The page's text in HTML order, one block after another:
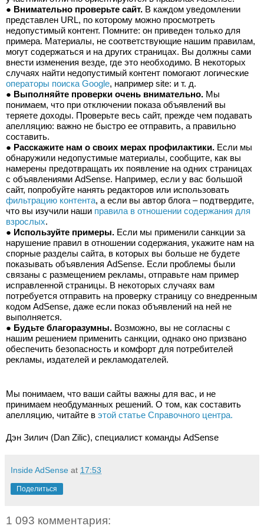
● Внимательно проверьте сайт. В каждом уведомлении
представлен URL, по которому можно просмотреть
недопустимый контент. Помните: он приведен только для
примера. Материалы, не соответствующие нашим правилам,
могут содержаться и на других страницах. Вы должны сами
внести изменения везде, где это необходимо. В некоторых
операторы поиска Google, например site: и т. д.
● Выполняйте проверки очень внимательно. Мы
понимаем, что при отключении показа объявлений вы
теряете доходы. Проверьте весь сайт, прежде чем подавать
апелляцию: важно не быстро ее отправить, а правильно
составить.
● Расскажите нам о своих мерах профилактики. Если мы
обнаружили недопустимые материалы, сообщите, как вы
намерены предотвращать их появление на одних страницах
с объявлениями AdSense. Например, если у вас большой
фильтрацию контента, а если вы автор блога – подтвердите,
что вы изучили наши правила в отношении содержания для
взрослых.
● Используйте примеры. Если мы применили санкции за
нарушение правил в отношении содержания, укажите нам на
спорные разделы сайта, в которых вы больше не будете
показывать объявления AdSense. Если проблемы были
связаны с размещением рекламы, отправьте нам пример
исправленной страницы. В некоторых случаях вам
потребуется отправить на проверку страницу со внедренным
кодом AdSense, даже если показ объявлений на ней не
выполняется.
● Будьте благоразумны. Возможно, вы не согласны с
нашим решением применить санкции, однако оно призвано
обеспечить безопасность и комфорт для потребителей
рекламы, издателей и рекламодателей.
Мы понимаем, что ваши сайты важны для вас, и не
принимаем необдуманных решений. О том, как составить
апелляцию, читайте в этой статье Справочного центра.
Дэн Зилич (Dan Zilic), специалист команды AdSense
Inside AdSense at 17:53
Поделиться
1 093 комментария: